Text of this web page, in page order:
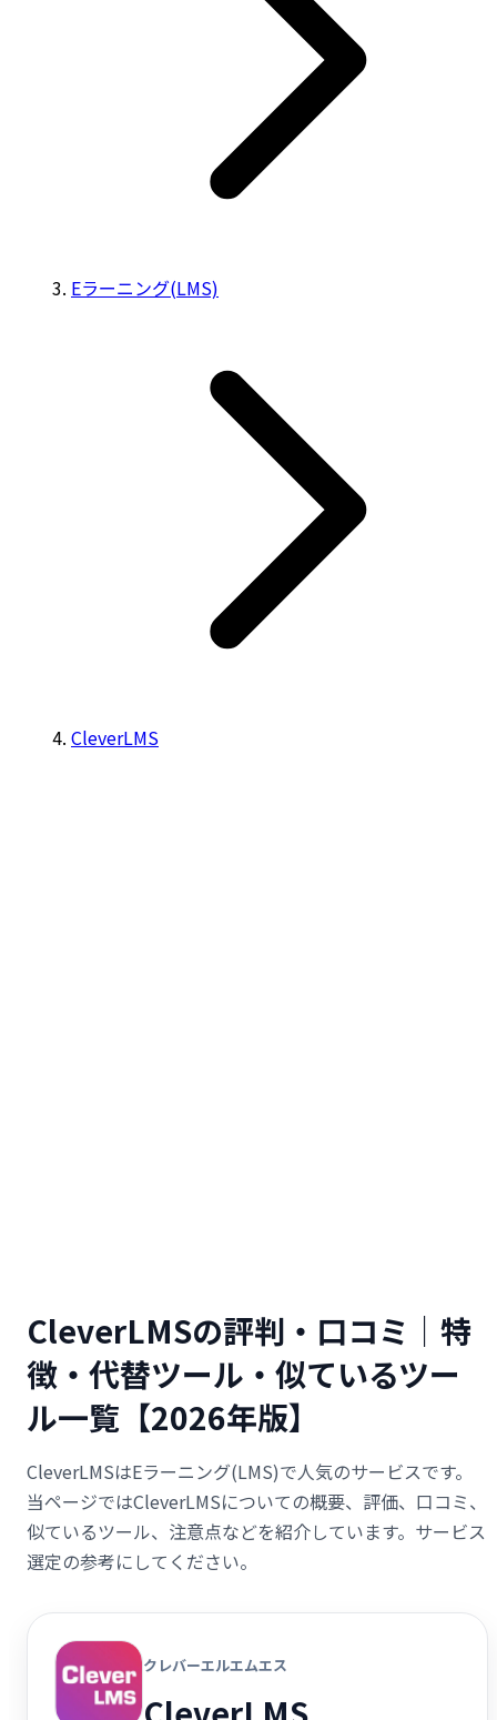
Eラーニング(LMS)
CleverLMS
CleverLMSの評判・口コミ｜特
徴・代替ツール・似ているツー
ル一覧【2026年版】
CleverLMSはEラーニング(LMS)で人気のサービスです。
当ページではCleverLMSについての概要、評価、口コミ、
似ているツール、注意点などを紹介しています。サービス
選定の参考にしてください。
クレバーエルエムエス